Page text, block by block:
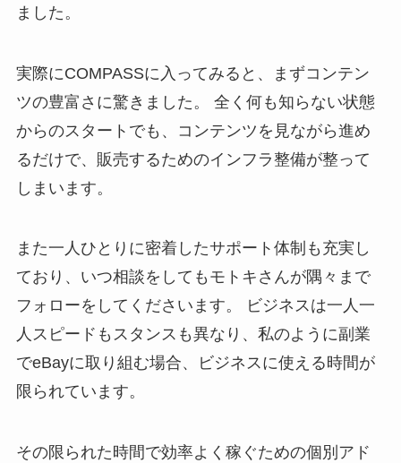
ました。
実際にCOMPASSに入ってみると、まずコンテン
ツの豊富さに驚きました。 全く何も知らない状態
からのスタートでも、コンテンツを見ながら進め
るだけで、販売するためのインフラ整備が整って
しまいます。
また一人ひとりに密着したサポート体制も充実し
ており、いつ相談をしてもモトキさんが隅々まで
フォローをしてくださいます。 ビジネスは一人一
人スピードもスタンスも異なり、私のように副業
でeBayに取り組む場合、ビジネスに使える時間が
限られています。
その限られた時間で効率よく稼ぐための個別アド